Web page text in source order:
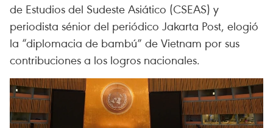
de Estudios del Sudeste Asiático (CSEAS) y
periodista sénior del periódico Jakarta Post, elogió
la “diplomacia de bambú” de Vietnam por sus
contribuciones a los logros nacionales.